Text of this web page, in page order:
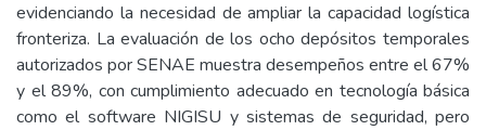
evidenciando la necesidad de ampliar la capacidad logística
fronteriza. La evaluación de los ocho depósitos temporales
autorizados por SENAE muestra desempeños entre el 67%
y el 89%, con cumplimiento adecuado en tecnología básica
como el software NIGISU y sistemas de seguridad, pero